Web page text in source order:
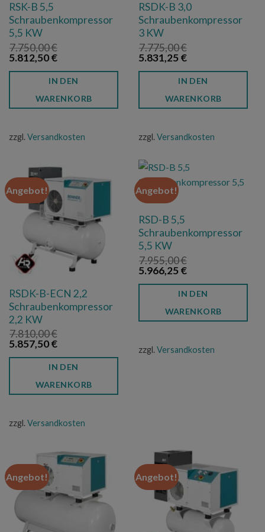
RSK-B 5,5
Schraubenkompressor
5,5 KW
7.750,00€
Ursprünglicher
7.750,00 €
5.812,50€Aktueller
ist:
5.812,50 €.
IN DEN
WARENKORB
zzgl. Versandkosten
RSDK-B 3,0
Schraubenkompressor
3 KW
7.775,00€
Ursprünglicher
7.775,00 €
5.831,25€Aktueller
ist:
5.831,25 €.
IN DEN
WARENKORB
zzgl. Versandkosten
Angebot!
RSDK-B-ECN 2,2
Schraubenkompressor
2,2 KW
7.810,00€
Ursprünglicher
7.810,00 €
5.857,50€Aktueller
ist:
5.857,50 €.
IN DEN
WARENKORB
zzgl. Versandkosten
Angebot!
RSD-B 5,5
Schraubenkompressor
5,5 KW
7.955,00€
Ursprünglicher
7.955,00 €
5.966,25€Aktueller
ist:
5.966,25 €.
IN DEN
WARENKORB
zzgl. Versandkosten
Angebot! Angebot!